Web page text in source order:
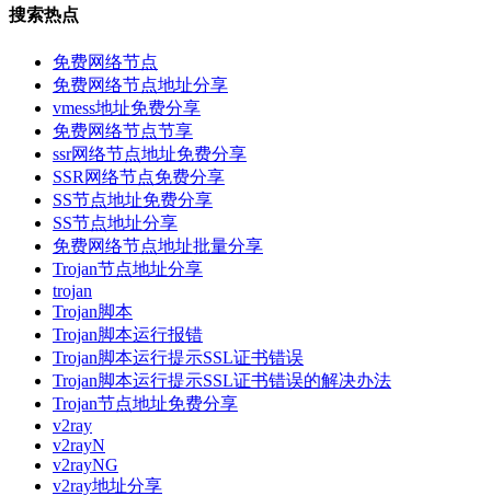
搜索热点
免费网络节点
免费网络节点地址分享
vmess地址免费分享
免费网络节点节享
ssr网络节点地址免费分享
SSR网络节点免费分享
SS节点地址免费分享
SS节点地址分享
免费网络节点地址批量分享
Trojan节点地址分享
trojan
Trojan脚本
Trojan脚本运行报错
Trojan脚本运行提示SSL证书错误
Trojan脚本运行提示SSL证书错误的解决办法
Trojan节点地址免费分享
v2ray
v2rayN
v2rayNG
v2ray地址分享